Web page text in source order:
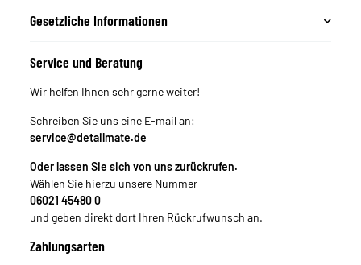
Gesetzliche Informationen
Service und Beratung
Wir helfen Ihnen sehr gerne weiter!
Schreiben Sie uns eine E-mail an:
service@detailmate.de
Oder lassen Sie sich von uns zurückrufen.
Wählen Sie hierzu unsere Nummer
06021 45480 0
und geben direkt dort Ihren Rückrufwunsch an.
Zahlungsarten